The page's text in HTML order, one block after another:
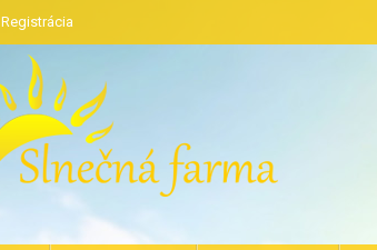
Registrácia